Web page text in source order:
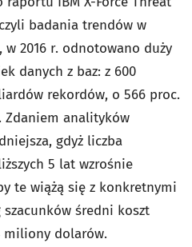
badania trendów w
2016 r. odnotowano duży
danych z baz: z 600
rekordów, o 566 proc.
Zdaniem analityków
gdyż liczba
5 lat wzrośnie
te wiążą się z konkretnymi
średni koszt
miliony dolarów.